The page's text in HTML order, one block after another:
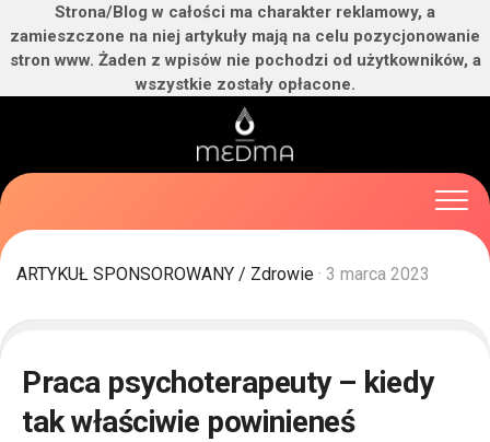
Strona/Blog w całości ma charakter reklamowy, a
zamieszczone na niej artykuły mają na celu pozycjonowanie
stron www. Żaden z wpisów nie pochodzi od użytkowników, a
wszystkie zostały opłacone.
ARTYKUŁ SPONSOROWANY / Zdrowie · 3 marca 2023
Praca psychoterapeuty – kiedy
tak właściwie powinieneś